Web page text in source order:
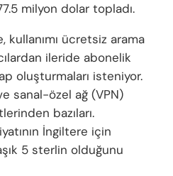
milyon dolar topladı.
ücretsiz arama
ileride abonelik
oluşturmaları isteniyor.
sanal-özel ağ (VPN)
bazıları.
İngiltere için
5 sterlin olduğunu